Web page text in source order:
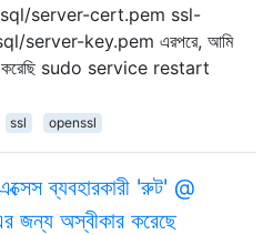
server-cert.pem ssl-
server-key.pem এরপরে, আমি
করেছি sudo service restart
ssl openssl
ব্যবহারকারী 'রুট' @
জন্য অস্বীকার করেছে